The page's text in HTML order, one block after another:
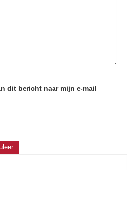
dit bericht naar mijn e-mail